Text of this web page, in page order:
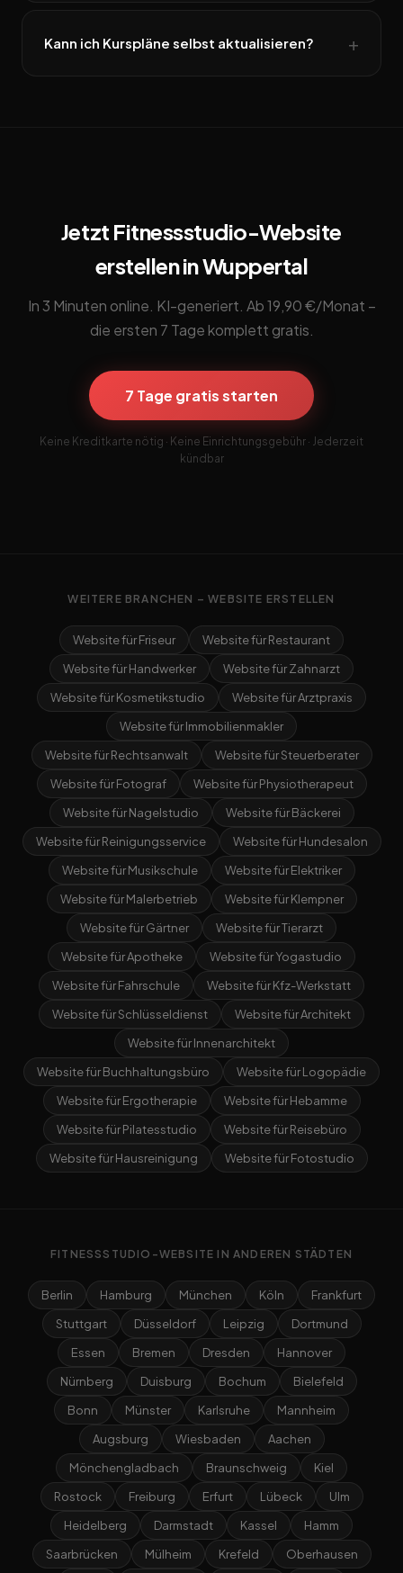
Kann ich Kurspläne selbst aktualisieren?
Jetzt Fitnessstudio-Website
erstellen in Wuppertal
In 3 Minuten online. KI-generiert. Ab 19,90 €/Monat –
die ersten 7 Tage komplett gratis.
7 Tage gratis starten
Keine Kreditkarte nötig · Keine Einrichtungsgebühr · Jederzeit
kündbar
WEITERE BRANCHEN – WEBSITE ERSTELLEN
Website für Friseur
Website für Restaurant
Website für Handwerker
Website für Zahnarzt
Website für Kosmetikstudio
Website für Arztpraxis
Website für Immobilienmakler
Website für Rechtsanwalt
Website für Steuerberater
Website für Fotograf
Website für Physiotherapeut
Website für Nagelstudio
Website für Bäckerei
Website für Reinigungsservice
Website für Hundesalon
Website für Musikschule
Website für Elektriker
Website für Malerbetrieb
Website für Klempner
Website für Gärtner
Website für Tierarzt
Website für Apotheke
Website für Yogastudio
Website für Fahrschule
Website für Kfz-Werkstatt
Website für Schlüsseldienst
Website für Architekt
Website für Innenarchitekt
Website für Buchhaltungsbüro
Website für Logopädie
Website für Ergotherapie
Website für Hebamme
Website für Pilatesstudio
Website für Reisebüro
Website für Hausreinigung
Website für Fotostudio
FITNESSSTUDIO-WEBSITE IN ANDEREN STÄDTEN
Berlin Hamburg München Köln
Frankfurt
Stuttgart
Düsseldorf Leipzig
Dortmund
Essen
Bremen Dresden
Hannover
Nürnberg
Duisburg Bochum
Bielefeld
Bonn
Münster Karlsruhe
Mannheim
Augsburg
Wiesbaden
Aachen
Mönchengladbach
Braunschweig
Kiel
Rostock
Freiburg Erfurt Lübeck
Ulm
Heidelberg
Darmstadt Kassel
Hamm
Saarbrücken
Mülheim Krefeld Oberhausen